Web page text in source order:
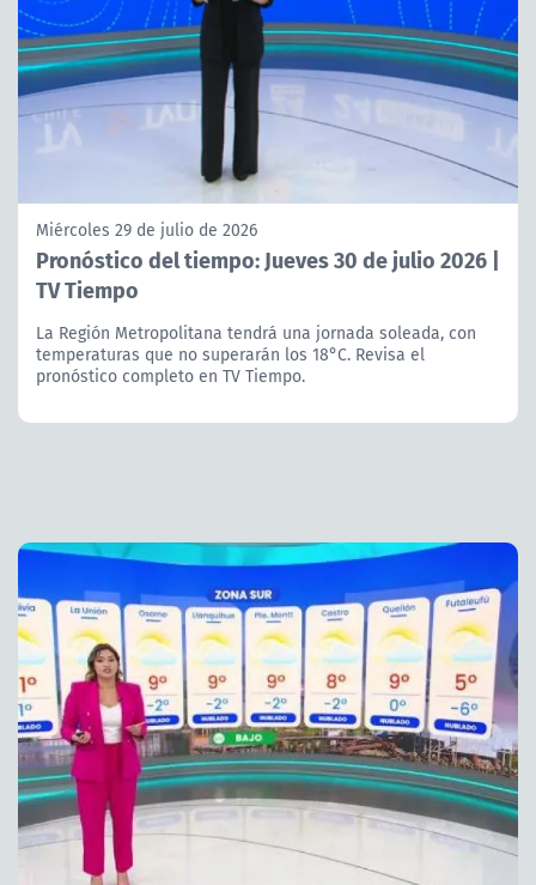
Miércoles 29 de julio de 2026
Pronóstico del tiempo: Jueves 30 de julio 2026 |
TV Tiempo
La Región Metropolitana tendrá una jornada soleada, con
temperaturas que no superarán los 18°C. Revisa el
pronóstico completo en TV Tiempo.